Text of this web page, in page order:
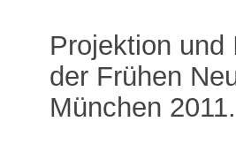
Projektion und
der Frühen
München 2011.